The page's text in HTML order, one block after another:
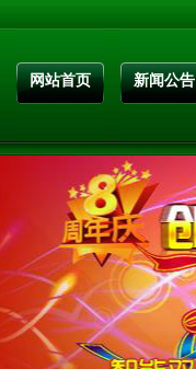
网站首页 新闻公告